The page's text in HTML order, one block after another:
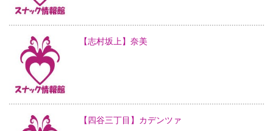
【志村坂上】奈美
【四谷三丁目】カデンツァ